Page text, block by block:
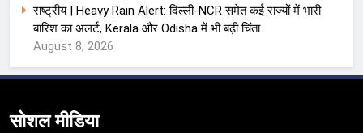
राष्ट्रीय | Heavy Rain Alert: दिल्ली-NCR समेत कई राज्यों में भारी
बारिश का अलर्ट, Kerala और Odisha में भी बढ़ी चिंता
August 8, 2026
सोशल मीडिया